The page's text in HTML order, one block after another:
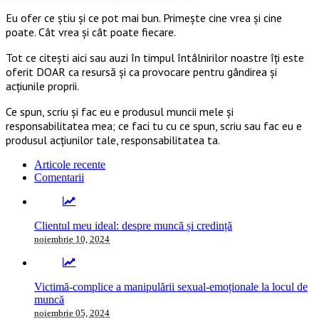
Eu ofer ce ştiu şi ce pot mai bun. Primeşte cine vrea şi cine
poate. Cât vrea şi cât poate fiecare.
Tot ce citești aici sau auzi în timpul întâlnirilor noastre îți este
oferit DOAR ca resursă şi ca provocare pentru gândirea și
acţiunile proprii.
Ce spun, scriu și fac eu e produsul muncii mele și
responsabilitatea mea; ce faci tu cu ce spun, scriu sau fac eu e
produsul acțiunilor tale, responsabilitatea ta.
Articole recente
Comentarii
Clientul meu ideal: despre muncă și credință
noiembrie 10, 2024
Victimă-complice a manipulării sexual-emoționale la locul de
muncă
noiembrie 05, 2024